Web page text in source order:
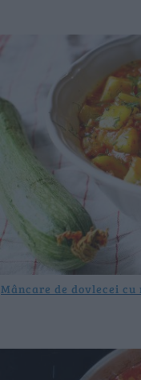
Mâncare de dovlecei